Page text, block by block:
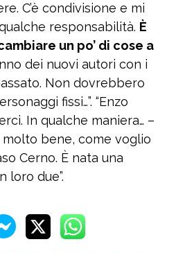
C’è condivisione e mi
responsabilità. È
un po’ di cose a
dei nuovi autori con i
Non dovrebbero
fissi…”. “Enzo
In qualche maniera… –
bene, come voglio
Cerno. È nata una
loro due”.